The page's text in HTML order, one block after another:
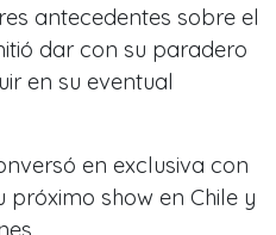
antecedentes sobre el
dar con su paradero
en su eventual
en exclusiva con
próximo show en Chile y